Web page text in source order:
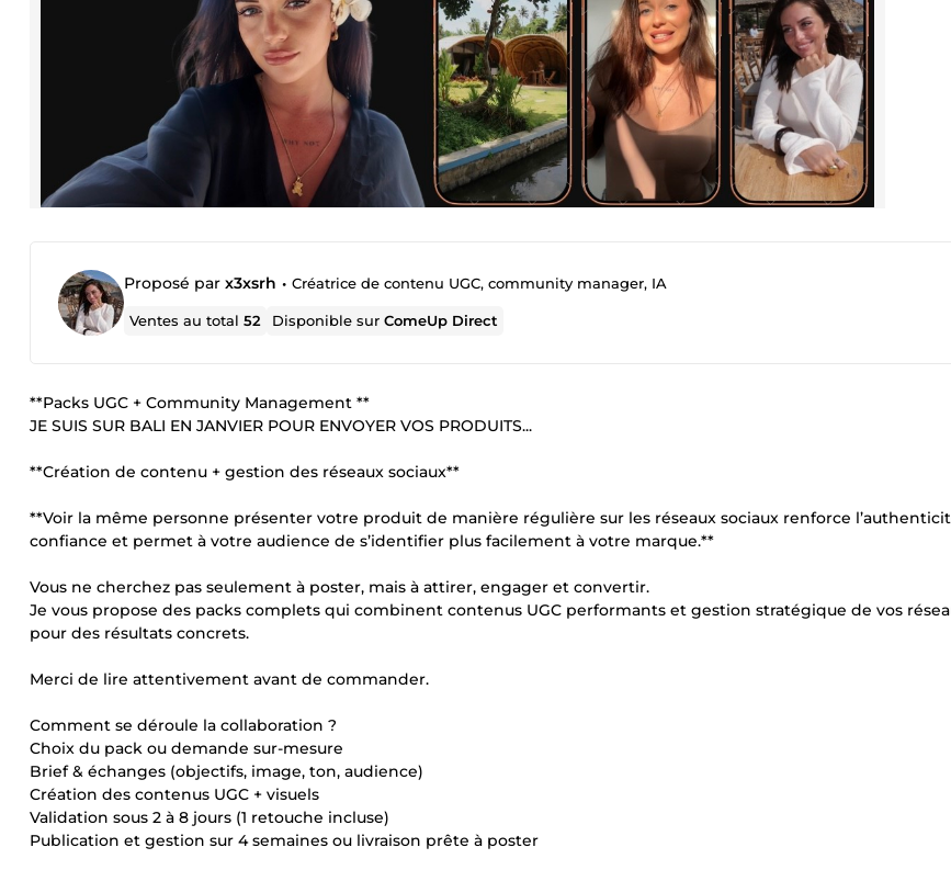
Proposé par x3xsrh • Créatrice de contenu UGC, community manager, IA
Ventes au total52 Disponible surComeUp Direct
**Packs UGC + Community Management **
JE SUIS SUR BALI EN JANVIER POUR ENVOYER VOS PRODUITS...
**Création de contenu + gestion des réseaux sociaux**
**Voir la même personne présenter votre produit de manière régulière sur les réseaux sociaux renforce
confiance et permet à votre audience de s’identifier plus facilement à votre marque.**
Vous ne cherchez pas seulement à poster, mais à attirer, engager et convertir.
Je vous propose des packs complets qui combinent contenus UGC performants et gestion stratégique de vos
pour des résultats concrets.
Merci de lire attentivement avant de commander.
Comment se déroule la collaboration ?
Choix du pack ou demande sur-mesure
Brief & échanges (objectifs, image, ton, audience)
Création des contenus UGC + visuels
Validation sous 2 à 8 jours (1 retouche incluse)
Publication et gestion sur 4 semaines ou livraison prête à poster